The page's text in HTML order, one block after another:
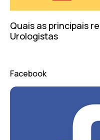
Quais as principais
Urologistas
Facebook